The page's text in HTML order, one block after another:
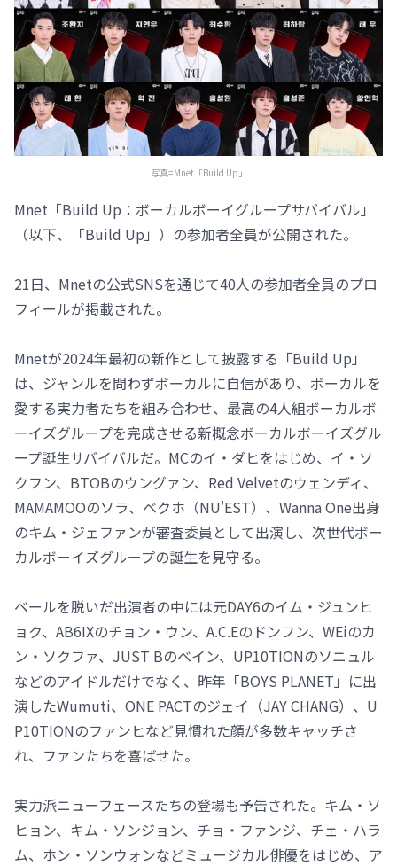
写真=Mnet「Build Up」
Mnet「Build Up：ボーカルボーイグループサバイバル」
（以下、「Build Up」）の参加者全員が公開された。
21日、Mnetの公式SNSを通じて40人の参加者全員のプロ
フィールが掲載された。
Mnetが2024年最初の新作として披露する「Build Up」
は、ジャンルを問わずボーカルに自信があり、ボーカルを
愛する実力者たちを組み合わせ、最高の4人組ボーカルボ
ーイズグループを完成させる新概念ボーカルボーイズグル
ープ誕生サバイバルだ。MCのイ・ダヒをはじめ、イ・ソ
クフン、BTOBのウングァン、Red Velvetのウェンディ、
MAMAMOOのソラ、ベクホ（NU'EST）、Wanna One出身
のキム・ジェファンが審査委員として出演し、次世代ボー
カルボーイズグループの誕生を見守る。
ベールを脱いだ出演者の中には元DAY6のイム・ジュンヒ
ョク、AB6IXのチョン・ウン、A.C.Eのドンフン、WEiのカ
ン・ソクファ、JUST Bのベイン、UP10TIONのソニュル
などのアイドルだけでなく、昨年「BOYS PLANET」に出
演したWumuti、ONE PACTのジェイ（JAY CHANG）、U
P10TIONのファンヒなど見慣れた顔が多数キャッチさ
れ、ファンたちを喜ばせた。
実力派ニューフェースたちの登場も予告された。キム・ソ
ヒョン、キム・ソンジョン、チョ・ファンジ、チェ・ハラ
ム、ホン・ソンウォンなどミュージカル俳優をはじめ、ア